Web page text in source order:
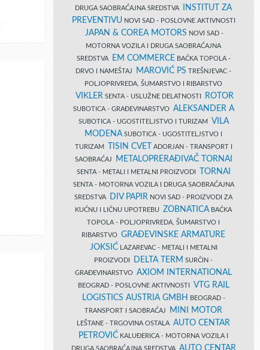
DRUGA SAOBRAĆAJNA SREDSTVA
INSTITUT ZA
PREVENTIVUNOVI SAD - POSLOVNE AKTIVNOSTI
JAPAN & COREA MOTORS NOVI SAD -
MOTORNA VOZILA I DRUGA SAOBRAĆAJNA
SREDSTVA
EM COMMERCE BAČKA TOPOLA -
DRVO I NAMEŠTAJ
MAROVIĆ PS TREŠNJEVAC -
POLJOPRIVREDA, ŠUMARSTVO I RIBARSTVO
VIKLER SENTA - USLUŽNE DELATNOSTI ROTOR
SUBOTICA - GRAĐEVINARSTVO ALEKSANDER A
SUBOTICA - UGOSTITELJSTVO I TURIZAM VILA
MODENA SUBOTICA - UGOSTITELJSTVO I
TURIZAM
TISIN CVET
ADORJAN - TRANSPORT I
SAOBRAĆAJ
METALOPRERAĐIVAČ TORNAI
SENTA - METALI I METALNI PROIZVODI TORNAI
SENTA - MOTORNA VOZILA I DRUGA SAOBRAĆAJNA
SREDSTVA
DIV PAPIR NOVI SAD - PROIZVODI ZA
KUĆNU I LIČNU UPOTREBU ZOBNATICA BAČKA
TOPOLA - POLJOPRIVREDA, ŠUMARSTVO I
RIBARSTVO GRAĐEVINSKE ARMATURE
JOKSIĆLAZAREVAC - METALI I METALNI
PROIZVODI
DELTA TERM SURČIN -
GRAĐEVINARSTVO AXIOM INTERNATIONAL
BEOGRAD - POSLOVNE AKTIVNOSTI VTG RAIL
LOGISTICS AUSTRIA GMBH
BEOGRAD -
TRANSPORT I SAOBRAĆAJ
MINI MOTOR
LEŠTANE - TRGOVINA OSTALA AUTO CENTAR
PETROVIĆ KALUĐERICA - MOTORNA VOZILA I
DRUGA SAOBRAĆAJNA SREDSTVA AUTO CENTAR